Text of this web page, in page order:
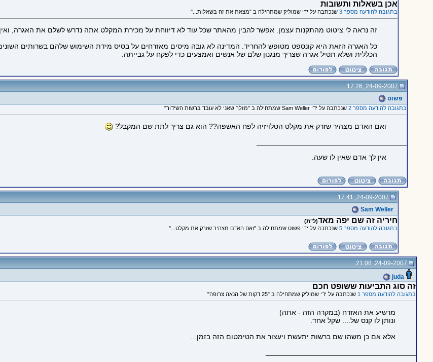
אכן בשאלות ותשובות
בתגובה להודעה מספר 3 שנכתבה על ידי שמוליק שמתחילה ב "מצאת את זה בשאלות..."
זה נראה לי ציטוט מהתקנות עצמן. אפשר להבין מהאתר שכל עוד לא דיווחת על מכירת המקלט אתה נדרש לשלם את האגרה,
כל האגרה הזאת היא קונספט מטופש להחריד. המדינה לא גובה מיסים מאזרחים על בסיס מידת השימוש שלהם בשרותים
הכללית ושלא תטיל אגרה שצריך מנגנון שלם של אנשים ואמצעים כדי לפקח על גבייתה.
24-09-2007, 17:26
פשוט
בתגובה להודעה מספר 2
שנכתבה על ידי Sam Weller שמתחילה ב "מזלך שאני לא עובד ברשות השידור"
ואם האדם מצהיר שזרק את מקלט הטלויזיה לפח האשפה?? הוא גם צריך לתת שם המקבל?
אין לך אדם שאין לו שעה.
24-09-2007, 17:41
Sam Weller
חיריה זה שם יפה מאד(ל"ת)
בתגובה להודעה מספר 5
שנכתבה על ידי פשוט שמתחילה ב "ואם האדם מצהיר שזרק את מקלט..."
24-09-2007, 21:08
juda
זה סוג התביעות ששופט חכם
בתגובה להודעה מספר 1 שנכתבה על ידי שמוליק שמתחילה ב "25 דקות של הנאה צרופה"
מרשיע את האזרח (במקרה הזה - אתה)
ונותן לו קנס של.... שקל אחד.
אלא אם כן משהו שם ברשות יתעשת ויעצור את הטימטום הזה בזמן...